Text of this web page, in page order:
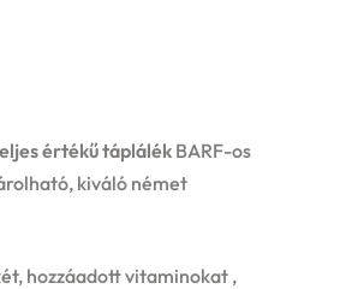
értékű táplálékBARF-os
kiváló német
hozzáadott vitaminokat ,